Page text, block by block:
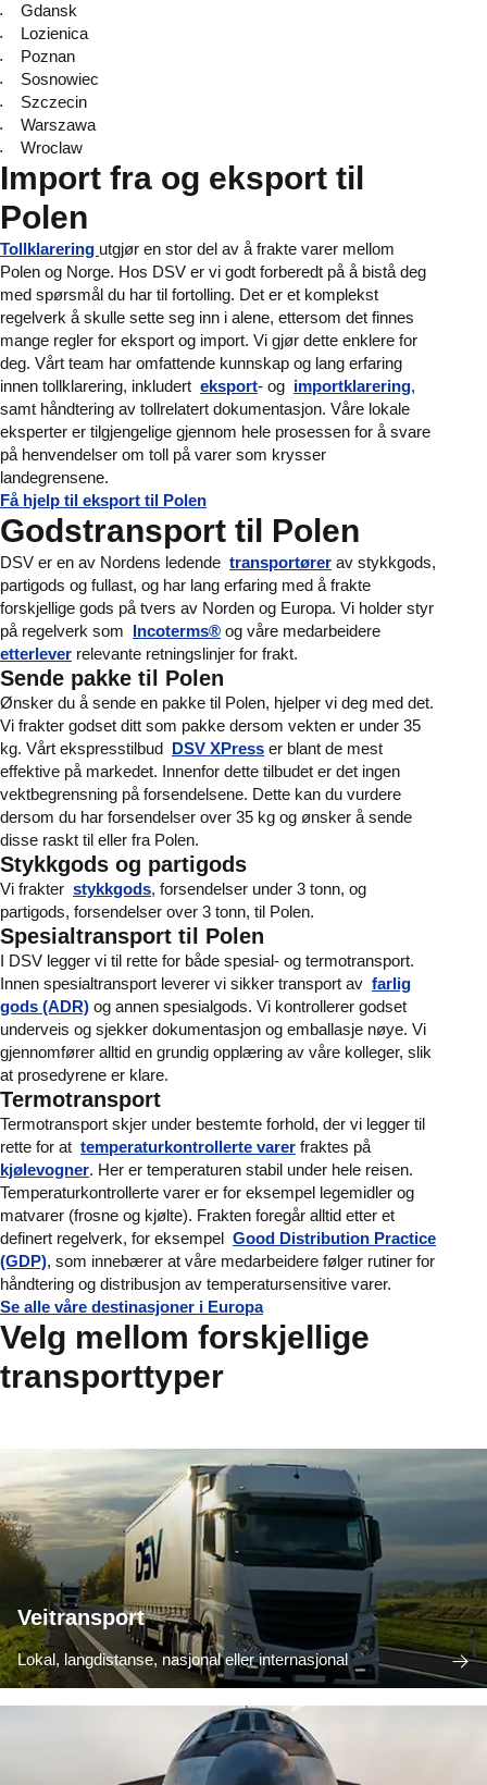
Gdansk
Lozienica
Poznan
Sosnowiec
Szczecin
Warszawa
Wroclaw
Import fra og eksport til
Polen
Tollklarering utgjør en stor del av å frakte varer mellom
Polen og Norge. Hos DSV er vi godt forberedt på å bistå deg
med spørsmål du har til fortolling. Det er et komplekst
regelverk å skulle sette seg inn i alene, ettersom det finnes
mange regler for eksport og import. Vi gjør dette enklere for
deg. Vårt team har omfattende kunnskap og lang erfaring
innen tollklarering, inkludert eksport- og importklarering,
samt håndtering av tollrelatert dokumentasjon. Våre lokale
eksperter er tilgjengelige gjennom hele prosessen for å svare
på henvendelser om toll på varer som krysser
landegrensene.
Få hjelp til eksport til Polen
Godstransport til Polen
DSV er en av Nordens ledende transportører av stykkgods,
partigods og fullast, og har lang erfaring med å frakte
forskjellige gods på tvers av Norden og Europa. Vi holder styr
på regelverk som Incoterms® og våre medarbeidere
etterlever relevante retningslinjer for frakt.
Sende pakke til Polen
Ønsker du å sende en pakke til Polen, hjelper vi deg med det.
Vi frakter godset ditt som pakke dersom vekten er under 35
kg. Vårt ekspresstilbud DSV XPress er blant de mest
effektive på markedet. Innenfor dette tilbudet er det ingen
vektbegrensning på forsendelsene. Dette kan du vurdere
dersom du har forsendelser over 35 kg og ønsker å sende
disse raskt til eller fra Polen.
Stykkgods og partigods
Vi frakter stykkgods, forsendelser under 3 tonn, og
partigods, forsendelser over 3 tonn, til Polen.
Spesialtransport til Polen
I DSV legger vi til rette for både spesial- og termotransport.
Innen spesialtransport leverer vi sikker transport av farlig
gods (ADR) og annen spesialgods. Vi kontrollerer godset
underveis og sjekker dokumentasjon og emballasje nøye. Vi
gjennomfører alltid en grundig opplæring av våre kolleger, slik
at prosedyrene er klare.
Termotransport
Termotransport skjer under bestemte forhold, der vi legger til
rette for at temperaturkontrollerte varer fraktes på
kjølevogner. Her er temperaturen stabil under hele reisen.
Temperaturkontrollerte varer er for eksempel legemidler og
matvarer (frosne og kjølte). Frakten foregår alltid etter et
definert regelverk, for eksempel Good Distribution Practice
(GDP), som innebærer at våre medarbeidere følger rutiner for
håndtering og distribusjon av temperatursensitive varer.
Se alle våre destinasjoner i Europa
Velg mellom forskjellige
transporttyper
Veitransport
Lokal, langdistanse, nasjonal eller internasjonal